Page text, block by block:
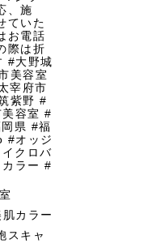
カラー
スキャ